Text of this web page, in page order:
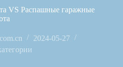
VS Распашные гаражные
2024-05-27